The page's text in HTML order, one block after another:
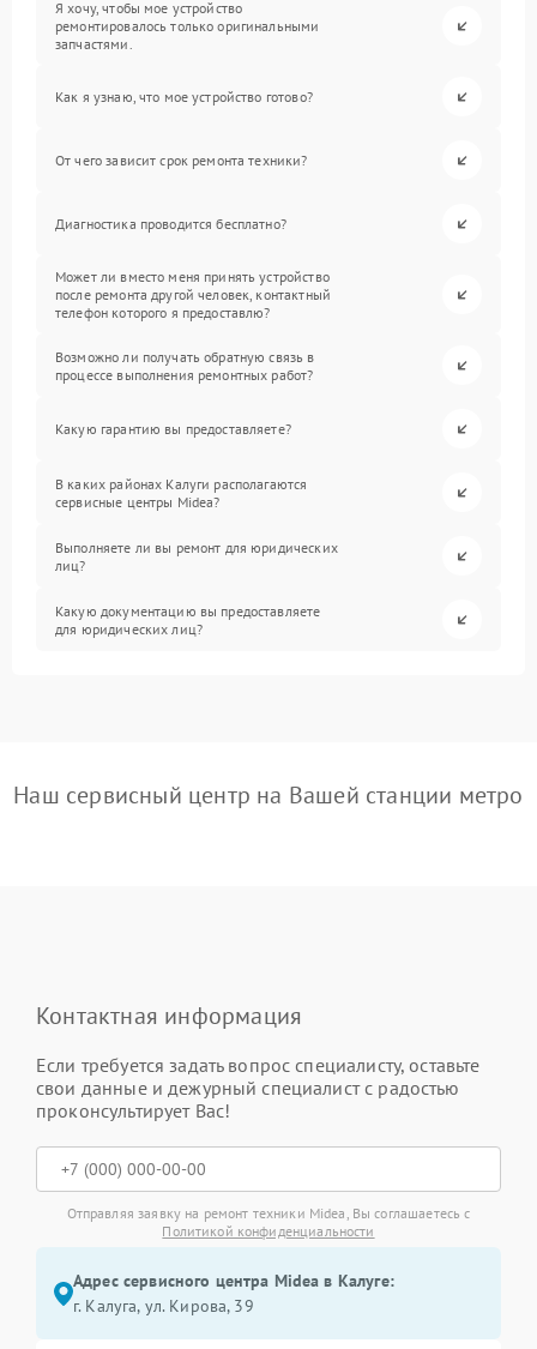
Я хочу, чтобы мое устройство
ремонтировалось только оригинальными
запчастями.
Как я узнаю, что мое устройство готово?
От чего зависит срок ремонта техники?
Диагностика проводится бесплатно?
Может ли вместо меня принять устройство
после ремонта другой человек, контактный
телефон которого я предоставлю?
Возможно ли получать обратную связь в
процессе выполнения ремонтных работ?
Какую гарантию вы предоставляете?
В каких районах Калуги располагаются
сервисные центры Midea?
Выполняете ли вы ремонт для юридических
лиц?
Какую документацию вы предоставляете
для юридических лиц?
Наш сервисный центр на Вашей станции метро
Контактная информация
Если требуется задать вопрос специалисту, оставьте
свои данные и дежурный специалист с радостью
проконсультирует Вас!
Отправляя заявку на ремонт техники Midea, Вы соглашаетесь с
Политикой конфиденциальности
Адрес сервисного центра Midea в Калуге:
г. Калуга, ул. Кирова, 39